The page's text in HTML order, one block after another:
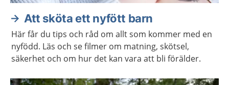
Att sköta ett nyfött barn
Här får du tips och råd om allt som kommer med en
nyfödd. Läs och se filmer om matning, skötsel,
säkerhet och om hur det kan vara att bli förälder.